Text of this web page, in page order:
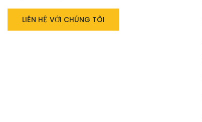
LIÊN HỆ VỚI CHÚNG TÔI